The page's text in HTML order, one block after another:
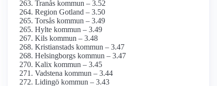
Tranås kommun – 3.52
Region Gotland – 3.50
Torsås kommun – 3.49
Hylte kommun – 3.49
Kils kommun – 3.48
Kristianstads kommun – 3.47
Helsingborgs kommun – 3.47
Kalix kommun – 3.45
Vadstena kommun – 3.44
Lidingö kommun – 3.43